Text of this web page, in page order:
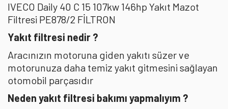
IVECO Daily 40 C 15 107kw 146hp Yakıt Mazot
Filtresi PE878/2 FİLTRON
Yakıt filtresi nedir ?
Aracınızın motoruna giden yakıtı süzer ve
motorunuza daha temiz yakıt gitmesini sağlayan
otomobil parçasıdır
Neden yakıt filtresi bakımı yapmalıyım ?